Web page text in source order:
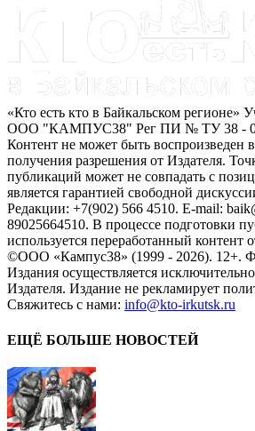
«Кто есть кто в Байкальском регионе»
ООО "КАМПУС38" Рег ПИ № ТУ 38 -
Контент не может быть воспроизведен
получения разрешения от Издателя.
публикаций может не совпадать с
является гарантией свободной
Редакции: +7(902) 566 4510. E-mail:
89025664510. В процессе подготовки
используется переработанный контент
©ООО «Кампус38» (1999 - 2026). 12+.
Издания осуществляется исключительно
Издателя. Издание не рекламирует
Свяжитесь с нами: info@kto-irkutsk.ru
ЕЩЁ БОЛЬШЕ НОВОСТЕЙ